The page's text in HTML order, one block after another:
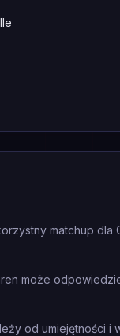
matchup dla
może
od umiejętności i